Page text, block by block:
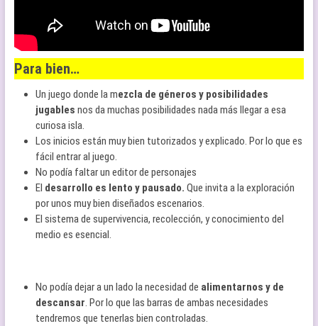
Para bien…
Un juego donde la mezcla de géneros y posibilidades
jugables nos da muchas posibilidades nada más llegar a esa
curiosa isla.
Los inicios están muy bien tutorizados y explicado. Por lo que es
fácil entrar al juego.
No podía faltar un editor de personajes
El desarrollo es lento y pausado. Que invita a la exploración
por unos muy bien diseñados escenarios.
El sistema de supervivencia, recolección, y conocimiento del
medio es esencial.
No podía dejar a un lado la necesidad de alimentarnos y de
descansar . Por lo que las barras de ambas necesidades
tendremos que tenerlas bien controladas.